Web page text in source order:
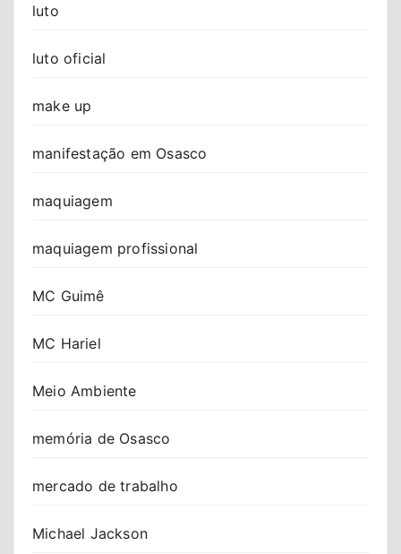
luto
luto oficial
make up
manifestação em Osasco
maquiagem
maquiagem profissional
MC Guimê
MC Hariel
Meio Ambiente
memória de Osasco
mercado de trabalho
Michael Jackson